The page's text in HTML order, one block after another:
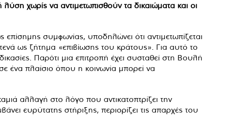
χωρίς να αντιμετωπισθούν τα δικαιώματα και οι
συμφωνίας, υποδηλώνει ότι αντιμετωπίζεται
ως ζήτημα «επιβίωσης του κράτους». Για αυτό το
Παρότι μια επιτροπή έχει συσταθεί στη Βουλή
ένα πλαίσιο όπου η κοινωνία μπορεί να
αλλαγή στο λόγο που αντικατοπτρίζει την
ευρύτατης στήριξης, περιορίζει τις απαρχές του